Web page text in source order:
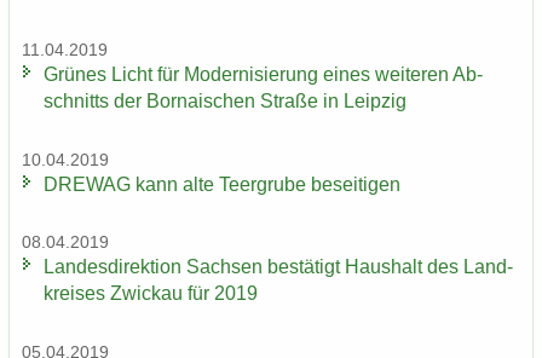
11.04.2019
Grü­nes Licht für Mo­der­ni­sie­rung eines wei­te­ren Ab­
schnitts der Bor­na­i­schen Stra­ße in Leip­zig
10.04.2019
DRE­WAG kann alte Teergru­be be­sei­ti­gen
08.04.2019
Lan­des­di­rek­ti­on Sach­sen be­stä­tigt Haus­halt des Land­
krei­ses Zwi­ckau für 2019
05.04.2019